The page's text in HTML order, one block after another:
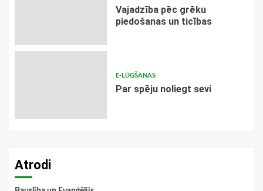
Vajadzība pēc grēku
piedošanas un ticības
E-LŪGŠANAS
Par spēju noliegt sevi
Atrodi